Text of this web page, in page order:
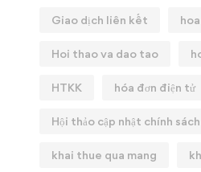
Giao dịch liên kết
Hoi thao va dao tao
HTKK hóa đơn điện tử
Hội thảo cập nhật chính
khai thue qua mang